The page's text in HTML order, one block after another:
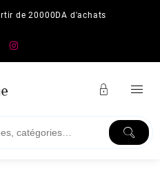
de 20000DA d'achats